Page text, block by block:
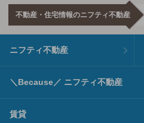
不動産・住宅情報のニフティ不動産
ニフティ不動産
＼Because／ ニフティ不動産
賃貸